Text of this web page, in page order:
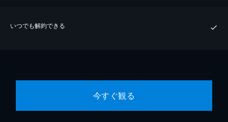
いつでも解約できる
今すぐ観る